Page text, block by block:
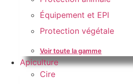
Équipement et EPI
Protection végétale
Voir toute la gamme
Apiculture
Cire